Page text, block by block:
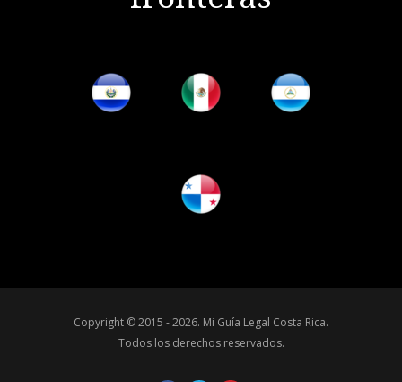
Copyright © 2015 - 2026. Mi Guía Legal Costa Rica.
Todos los derechos reservados.